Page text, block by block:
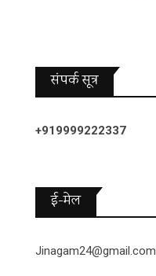
संपर्क सूत्र
+919999222337
ई-मेल
Jinagam24@gmail.com